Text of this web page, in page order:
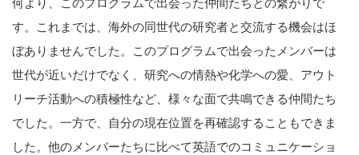
す。これまでは、海外の同世代の研究者と交流する機会はほ
ぼありませんでした。このプログラムで出会ったメンバーは
世代が近いだけでなく、研究への情熱や化学への愛、アウト
リーチ活動への積極性など、様々な面で共鳴できる仲間たち
でした。一方で、自分の現在位置を再確認することもできま
した。他のメンバーたちに比べて英語でのコミュニケーショ